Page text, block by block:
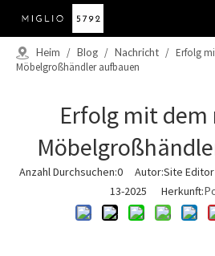
Heim / Blog / Nachricht / Erfolg
Möbelgroßhändler aufbauen
Erfolg mit
Anzahl Durchsuchen:0 Autor:Site
13-2025 Herkunft: